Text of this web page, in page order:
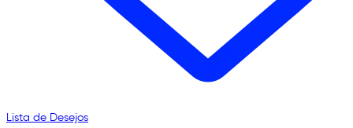
Lista de Desejos